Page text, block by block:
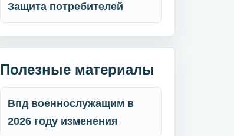
Защита потребителей
Полезные материалы
Впд военнослужащим в
2026 году изменения